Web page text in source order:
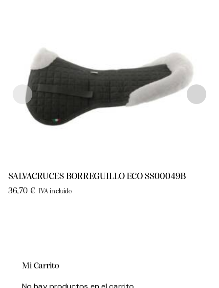
SALVACRUCES BORREGUILLO ECO SS00049B
36,70 € IVA incluido
Mi Carrito